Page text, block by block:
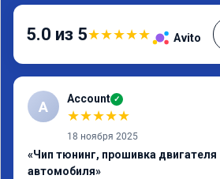
5.0 из 5★★★★★ Avito
A Account ✓
★★★★★
18 ноября 2025
«Чип тюнинг, прошивка двигателя
автомобиля»